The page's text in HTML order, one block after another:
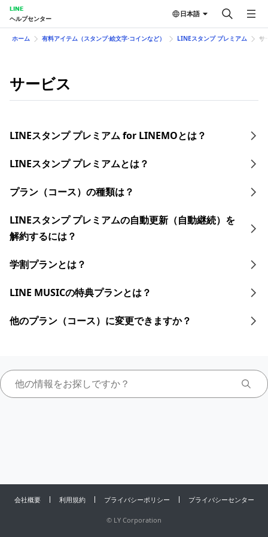
LINE
ヘルプセンター
日本語
ホーム 有料アイテム（スタンプ⋅絵文字⋅コインなど） LINEスタンプ プレミアム サ
サービス
LINEスタンプ プレミアム for LINEMOとは？
LINEスタンプ プレミアムとは？
プラン（コース）の種類は？
LINEスタンプ プレミアムの自動更新（自動継続）を
解約するには？
学割プランとは？
LINE MUSICの特典プランとは？
他のプラン（コース）に変更できますか？
会社概要 利用規約 プライバシーポリシー プライバシーセンター
© LY Corporation